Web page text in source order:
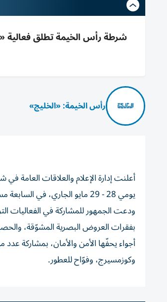
رأس الخيمة: «الخليج»
أعلنت إدارة الإعلام والعلاقات العامة
يومي 28 - 29 مايو الجاري، في السابعة مساءً، احتفالًا بعيد الأضحى المبارك.
ودعت الجمهور للمشاركة في الفعاليات
بفقرات العروض البصرية المشوّقة،
أجواء يحفّها الأمن والأمان، بمشاركة
وكوزمسيرج، وفوّاح للعطور.